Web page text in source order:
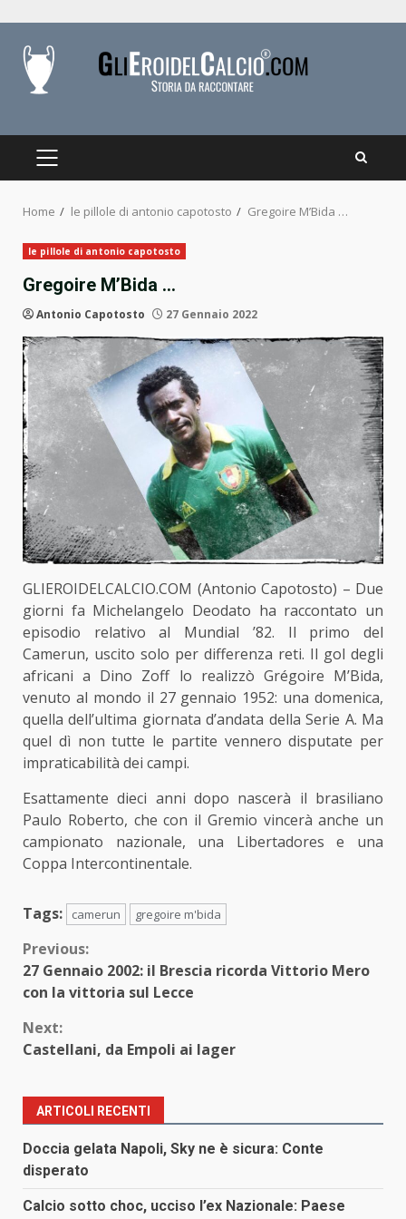
content
PRIMARY
Home le pillole di antonio capotosto Gregoire M’Bida …
le pillole di antonio capotosto
Gregoire M’Bida …
Antonio Capotosto 27 Gennaio 2022
GLIEROIDELCALCIO.COM (Antonio Capotosto) – Due
giorni fa Michelangelo Deodato ha raccontato un
episodio relativo al Mundial ’82. Il primo del
Camerun, uscito solo per differenza reti. Il gol degli
africani a Dino Zoff lo realizzò Grégoire M’Bida,
venuto al mondo il 27 gennaio 1952: una domenica,
quella dell’ultima giornata d’andata della Serie A. Ma
quel dì non tutte le partite vennero disputate per
impraticabilità dei campi.
Esattamente dieci anni dopo nascerà il brasiliano
Paulo Roberto, che con il Gremio vincerà anche un
campionato nazionale, una Libertadores e una
Coppa Intercontinentale.
Tags: camerun gregoire m'bida
Continue
Reading
Previous:
27 Gennaio 2002: il Brescia ricorda Vittorio Mero
con la vittoria sul Lecce
Next:
Castellani, da Empoli ai lager
ARTICOLI RECENTI
Doccia gelata Napoli, Sky ne è sicura: Conte
disperato
Calcio sotto choc, ucciso l’ex Nazionale: Paese